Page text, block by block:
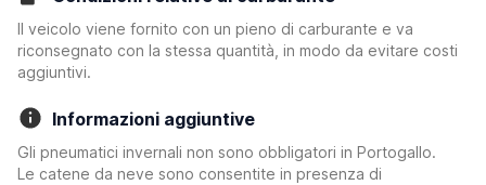
Il veicolo viene fornito con un pieno di carburante e va
riconsegnato con la stessa quantità, in modo da evitare costi
aggiuntivi.
Informazioni aggiuntive
Gli pneumatici invernali non sono obbligatori in Portogallo.
Le catene da neve sono consentite in presenza di